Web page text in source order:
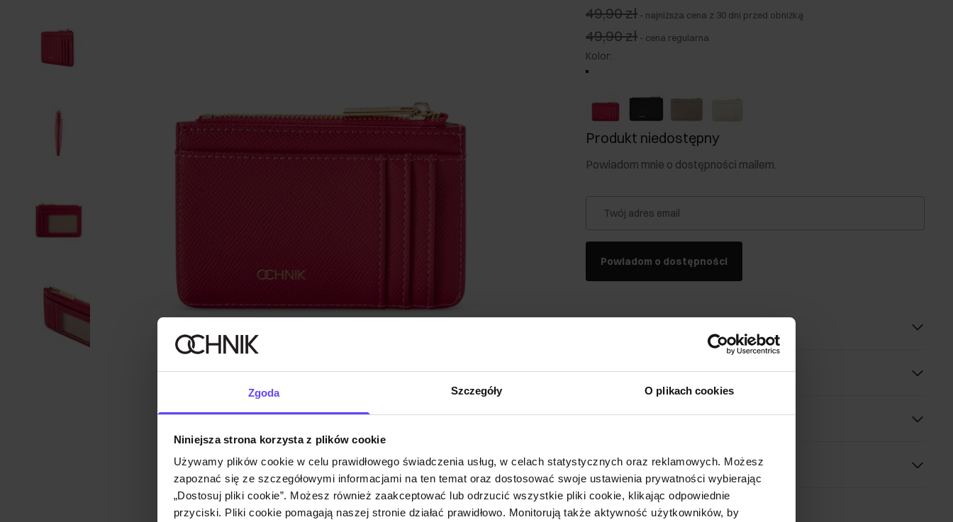
Zgoda Szczegóły O plikach cookies
Niniejsza strona korzysta z plików cookie
Używamy plików cookie w celu prawidłowego świadczenia usług, w celach statystycznych oraz reklamowych. Możesz
zapoznać się ze szczegółowymi informacjami na ten temat oraz dostosować swoje ustawienia prywatności wybierając
„Dostosuj pliki cookie”. Możesz również zaakceptować lub odrzucić wszystkie pliki cookie, klikając odpowiednie
przyciski. Pliki cookie pomagają naszej stronie działać prawidłowo. Monitorują także aktywność użytkowników, by
49,90 zł - najniższa cena z 30 dni przed obniżką
49,90 zł - cena regularna
Kolor:
Produkt niedostępny
Powiadom mnie o dostępności mailem.
Twój adres email
Powiadom o dostępności
Szczegóły
Skład i wymiary
Opinie